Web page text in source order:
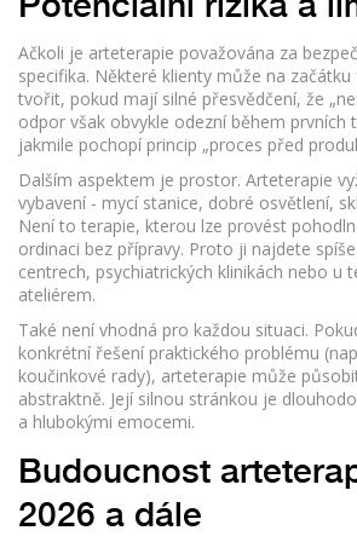
Potenciální rizika a
Ačkoli je arteterapie považována za
specifika. Některé klienty může na
tvořit, pokud mají silné přesvědčení, že
odpor však obvykle odezní během prvních
jakmile pochopí princip „proces před
Dalším aspektem je prostor. Arteterapie
vybavení - mycí stanice, dobré osvětlení,
Není to terapie, kterou lze provést
ordinaci bez přípravy. Proto ji najdete
centrech, psychiatrických klinikách nebo u
ateliérem.
Také není vhodná pro každou situaci.
konkrétní řešení praktického problému
koučinkové rady), arteterapie může
abstraktně. Její silnou stránkou je
a hlubokými emocemi.
Budoucnost
2026 a dále